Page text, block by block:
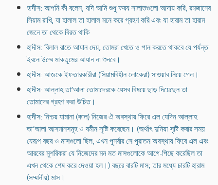
হাদীস: আপনি কী বলেন, যদি আমি শুধু ফরয সালাতগুলো আদায় করি, রমজানের
সিয়াম রাখি, যা হালাল তা হালাল মনে করে গ্রহণ করি এবং যা হারাম তা হারাম
জেনে তা থেকে বিরত থাকি
হাদীস: বিলাল রাতে আযান দেয়, তোমরা খেতে ও পান করতে থাকবে যে পর্যন্ত
ইবনে উম্মে মাকতূমের আযান না শুনবে।
হাদীস: আজকে ইফতারকারীরা (সিয়ামবিহীন লোকেরা) সাওয়াব নিয়ে গেল।
হাদীস: আল্লাহ তা‘আলা তোমাদেরকে যেসব বিষয়ে ছাড় দিয়েছেন তা
তোমাদের গ্রহণ করা উচিত।
হাদীস: নিশ্চয় যামানা (কাল) নিজের ঐ অবস্থায় ফিরে এল যেদিন আল্লাহ
তা‘আলা আসমানসমূহ ও যমীন সৃষ্টি করেছেন। (অর্থাৎ দুনিয়া সৃষ্টি করার সময়
যেরূপ বছর ও মাসগুলো ছিল, এখন পুনর্বার সে পুরাতন অবস্থায় ফিরে এল এবং
আরবের মুশরিকরা যে নিজেদের মন মত মাসগুলোকে আগে-পিছে করেছিল তা
এখন থেকে শেষ করে দেওয়া হল।) বছরে বারটি মাস; তার মধ্যে চারটি হারাম
(সম্মানীয়) মাস।